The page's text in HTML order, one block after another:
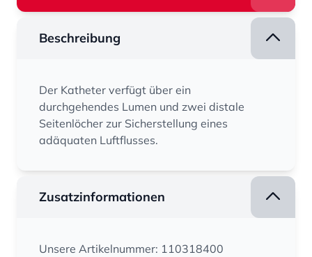
Beschreibung
Der Katheter verfügt über ein
durchgehendes Lumen und zwei distale
Seitenlöcher zur Sicherstellung eines
adäquaten Luftflusses.
Zusatzinformationen
Unsere Artikelnummer: 110318400